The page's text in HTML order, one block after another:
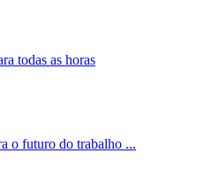
todas as horas
o futuro do trabalho ...